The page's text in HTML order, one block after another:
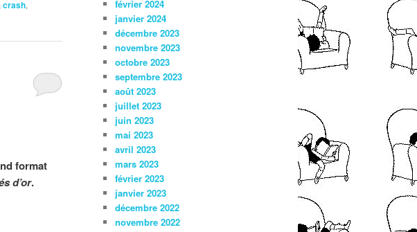
crash,
format
d’or.
février 2024
janvier 2024
décembre 2023
novembre 2023
octobre 2023
septembre 2023
août 2023
juillet 2023
juin 2023
mai 2023
avril 2023
mars 2023
février 2023
janvier 2023
décembre 2022
novembre 2022